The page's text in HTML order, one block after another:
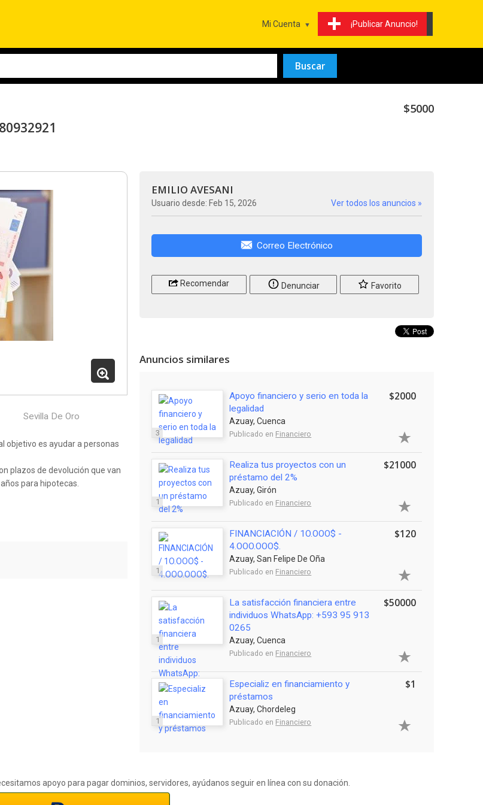
¡Publicar Anuncio!
Mi Cuenta
$5000
Sevilla De Oro
objetivo es ayudar a personas
plazos de devolución que van
para hipotecas.
EMILIO AVESANI
Usuario desde: Feb 15, 2026 Ver todos los anuncios »
Correo Electrónico
Recomendar Denunciar Favorito
Anuncios similares
3
Apoyo financiero y serio en toda la
legalidad
Azuay, Cuenca
Publicado en Financiero
$2000
1
Realiza tus proyectos con un
préstamo del 2%
Azuay, Girón
Publicado en Financiero
$21000
1
FINANCIACIÓN / 1O.OOO$ -
4.OOO.OOO$.
Azuay, San Felipe De Oña
Publicado en Financiero
$120
1
La satisfacción financiera entre
individuos WhatsApp: +593 95 913
0265
Azuay, Cuenca
Publicado en Financiero
$50000
1
Especializ en financiamiento y
préstamos
Azuay, Chordeleg
Publicado en Financiero
$1
apoyo para pagar dominios, servidores, ayúdanos seguir en línea con su donación.